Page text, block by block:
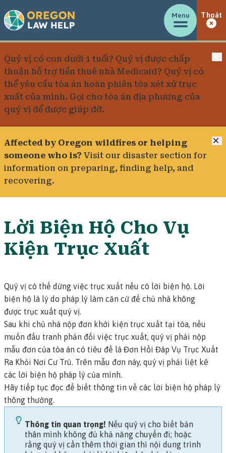
Menu Thoát
Quý vị có con dưới 1 tuổi? Quý vị được chấp
thuận hỗ trợ tiền thuê nhà Medicaid? Quý vị có
thể yêu cầu tòa án hoãn phiên tòa xét xử trục
xuất của mình. Gọi cho tòa án địa phương của
quý vị để được giúp đỡ.
Affected by Oregon wildfires or helping
someone who is? Visit our disaster section for
information on preparing, finding help, and
recovering.
Lời Biện Hộ Cho Vụ
Kiện Trục Xuất
Quý vị có thể dừng việc trục xuất nếu có lời biện hộ. Lời
biện hộ là lý do pháp lý làm căn cứ để chủ nhà không
được trục xuất quý vị.
Sau khi chủ nhà nộp đơn khởi kiện trục xuất tại tòa, nếu
muốn đấu tranh phản đối việc trục xuất, quý vị phải nộp
mẫu đơn của tòa án có tiêu đề là Đơn Hồi Đáp Vụ Trục Xuất
Ra Khỏi Nơi Cư Trú. Trên mẫu đơn này, quý vị phải liệt kê
các lời biện hộ pháp lý của mình.
Hãy tiếp tục đọc để biết thông tin về các lời biện hộ pháp lý
thông thường.
Thông tin quan trọng! Nếu quý vị cho biết bản
thân mình không đủ khả năng chuyển đi; hoặc
rằng quý vị cần thêm thời gian thì nội dung trình